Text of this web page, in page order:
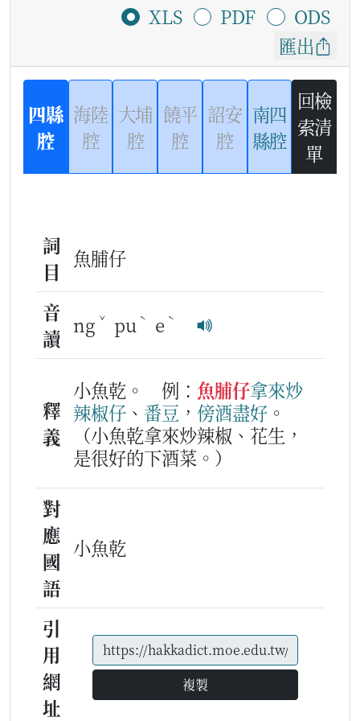
XLS
PDF
ODS
匯出
四縣
腔
海陸
腔
大埔
腔
饒平
腔
詔安
腔
南四
縣腔
回檢
索清
單
詞
目
魚脯仔
音
讀
ng ˇ pu ˋ e ˋ
釋
義
小魚乾。 例： 魚脯仔拿來炒
辣椒仔 、 番豆 ， 傍酒盡好 。
（小魚乾拿來炒辣椒、花生，
是很好的下酒菜。）
對
應
國
語
小魚乾
引
用
網
址
複製